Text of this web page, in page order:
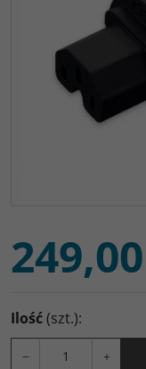
249,00
Ilość(szt.):
− +